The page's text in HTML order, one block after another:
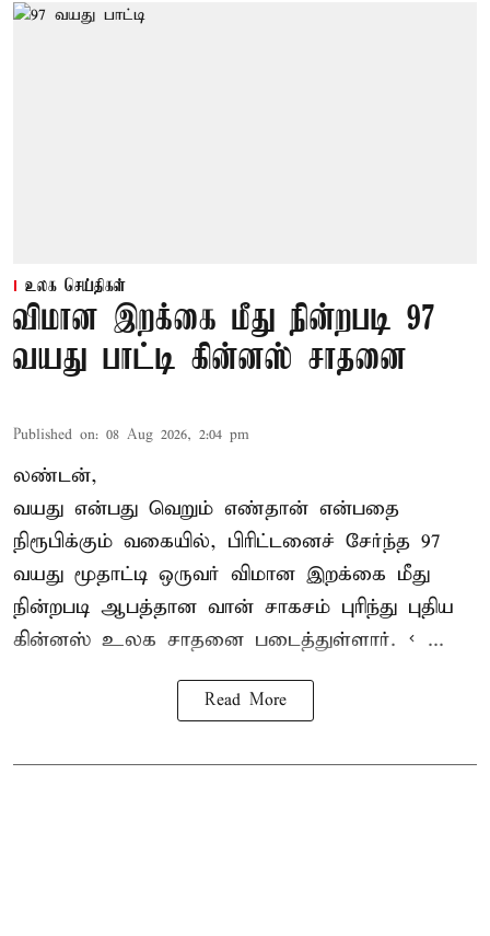
உலக செய்திகள்
விமான இறக்கை மீது நின்றபடி 97
வயது பாட்டி கின்னஸ் சாதனை
Published on: 08 Aug 2026, 2:04 pm
லண்டன்,
வயது என்பது வெறும் எண்தான் என்பதை
நிரூபிக்கும் வகையில், பிரிட்டனைச் சேர்ந்த 97
வயது மூதாட்டி ஒருவர் விமான இறக்கை மீது
நின்றபடி ஆபத்தான வான் சாகசம் புரிந்து புதிய
கின்னஸ் உலக சாதனை படைத்துள்ளார். < ...
Read More